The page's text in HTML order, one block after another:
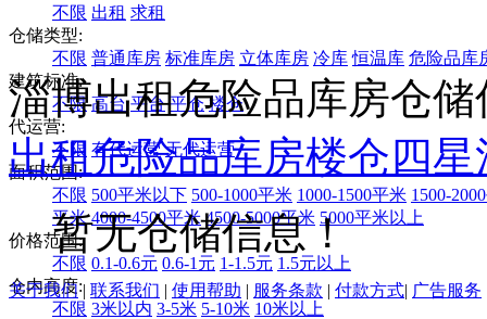
不限 出租 求租
仓储类型:
不限 普通库房 标准库房 立体库房 冷库 恒温库 危险品库
建筑标准:
不限 高台 平台 平仓 楼仓
代运营:
不限 有代运营 无代运营
面积范围:
不限 500平米以下 500-1000平米 1000-1500平米 1500-
平米 4000-4500平米 4500-5000平米 5000平米以上
价格范围:
不限 0.1-0.6元 0.6-1元 1-1.5元 1.5元以上
仓内高度:
不限 3米以内 3-5米 5-10米 10米以上
淄博出租危险品库房仓储
出租危险品库房楼仓 四星
暂无仓储信息！
关于我们| 联系我们 | 使用帮助 | 服务条款 | 付款方式| 广告服务